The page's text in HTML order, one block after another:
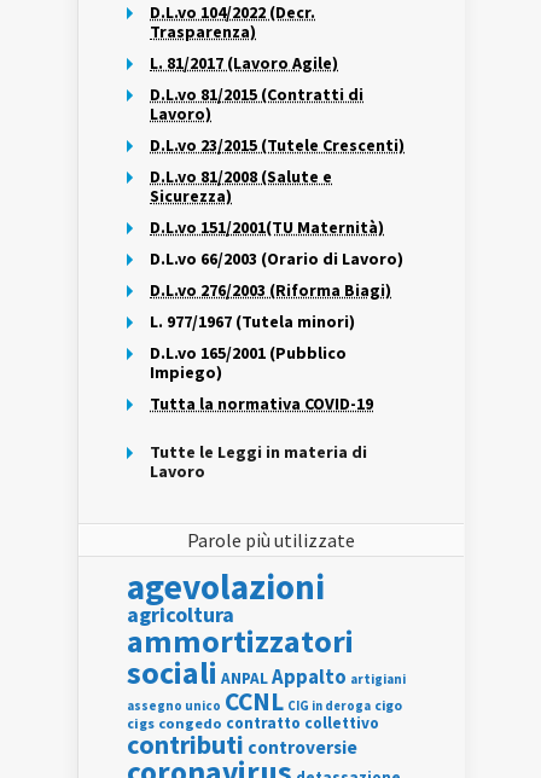
D.L.vo 104/2022 (Decr.
Trasparenza)
L. 81/2017 (Lavoro Agile)
D.L.vo 81/2015 (Contratti di
Lavoro)
D.L.vo 23/2015 (Tutele Crescenti)
D.L.vo 81/2008 (Salute e
Sicurezza)
D.L.vo 151/2001(TU Maternità)
D.L.vo 66/2003 (Orario di Lavoro)
D.L.vo 276/2003 (Riforma Biagi)
L. 977/1967 (Tutela minori)
D.L.vo 165/2001 (Pubblico
Impiego)
Tutta la normativa COVID-19
Tutte le Leggi in materia di
Lavoro
Parole più utilizzate
agevolazioni
agricoltura
ammortizzatori
sociali ANPALAppalto artigiani
assegno unico CCNL CIG in deroga cigo
cigs congedo contratto collettivo
contributi controversie